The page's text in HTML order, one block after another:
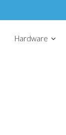
Hardware